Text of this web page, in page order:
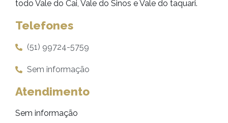
todo Vale do Cai, Vale do Sinos e Vale do taquari.
Telefones
(51) 99724-5759
Sem informação
Atendimento
Sem informação